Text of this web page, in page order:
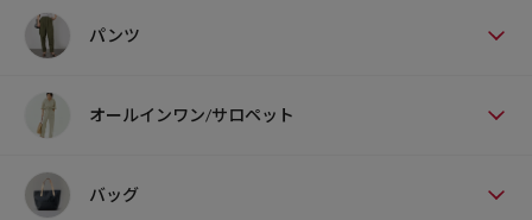
パンツ
オールインワン/サロペット
バッグ